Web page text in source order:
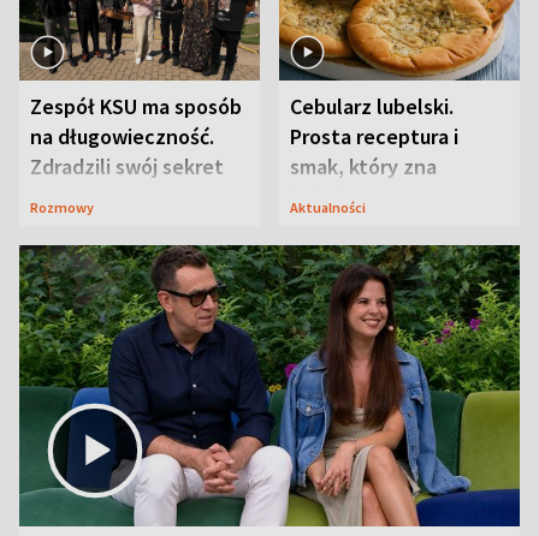
Zespół KSU ma sposób
na długowieczność.
Zdradzili swój sekret
Rozmowy
Cebularz lubelski.
Prosta receptura i
smak, który zna
Lubelszczyzna
Aktualności